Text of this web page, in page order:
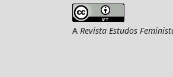
A Revista Estudos